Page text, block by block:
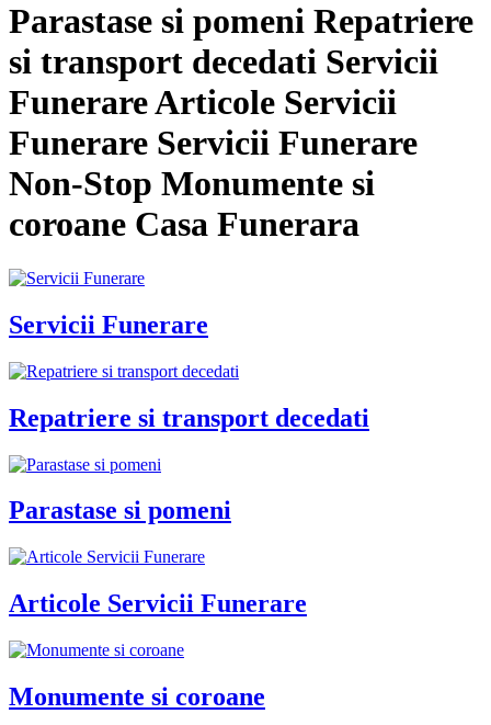
Parastase si pomeni Repatriere
si transport decedati Servicii
Funerare Articole Servicii
Funerare Servicii Funerare
Non-Stop Monumente si
coroane Casa Funerara
Servicii Funerare
Repatriere si transport decedati
Parastase si pomeni
Articole Servicii Funerare
Monumente si coroane